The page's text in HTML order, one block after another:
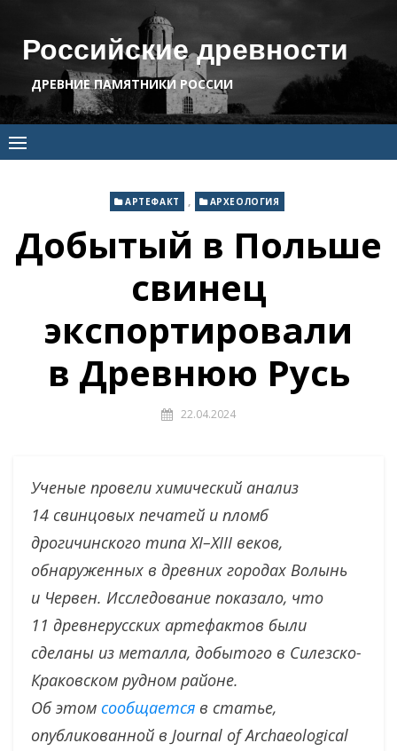
contentРоссийские древности
ДРЕВНИЕ ПАМЯТНИКИ РОССИИ
АРТЕФАКТ , АРХЕОЛОГИЯ
Добытый в Польше
свинец
экспортировали
в Древнюю Русь
22.04.2024
Ученые провели химический анализ
14 свинцовых печатей и пломб
дрогичинского типа XI–XIII веков,
обнаруженных в древних городах Волынь
и Червен. Исследование показало, что
11 древнерусских артефактов были
сделаны из металла, добытого в Силезско-
Краковском рудном районе.
Об этом сообщается в статье,
опубликованной в Journal of Archaeological